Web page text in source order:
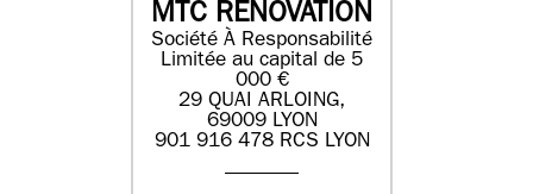
MTC RENOVATION
Société À Responsabilité
Limitée au capital de 5
000 €
29 QUAI ARLOING,
69009 LYON
901 916 478 RCS LYON